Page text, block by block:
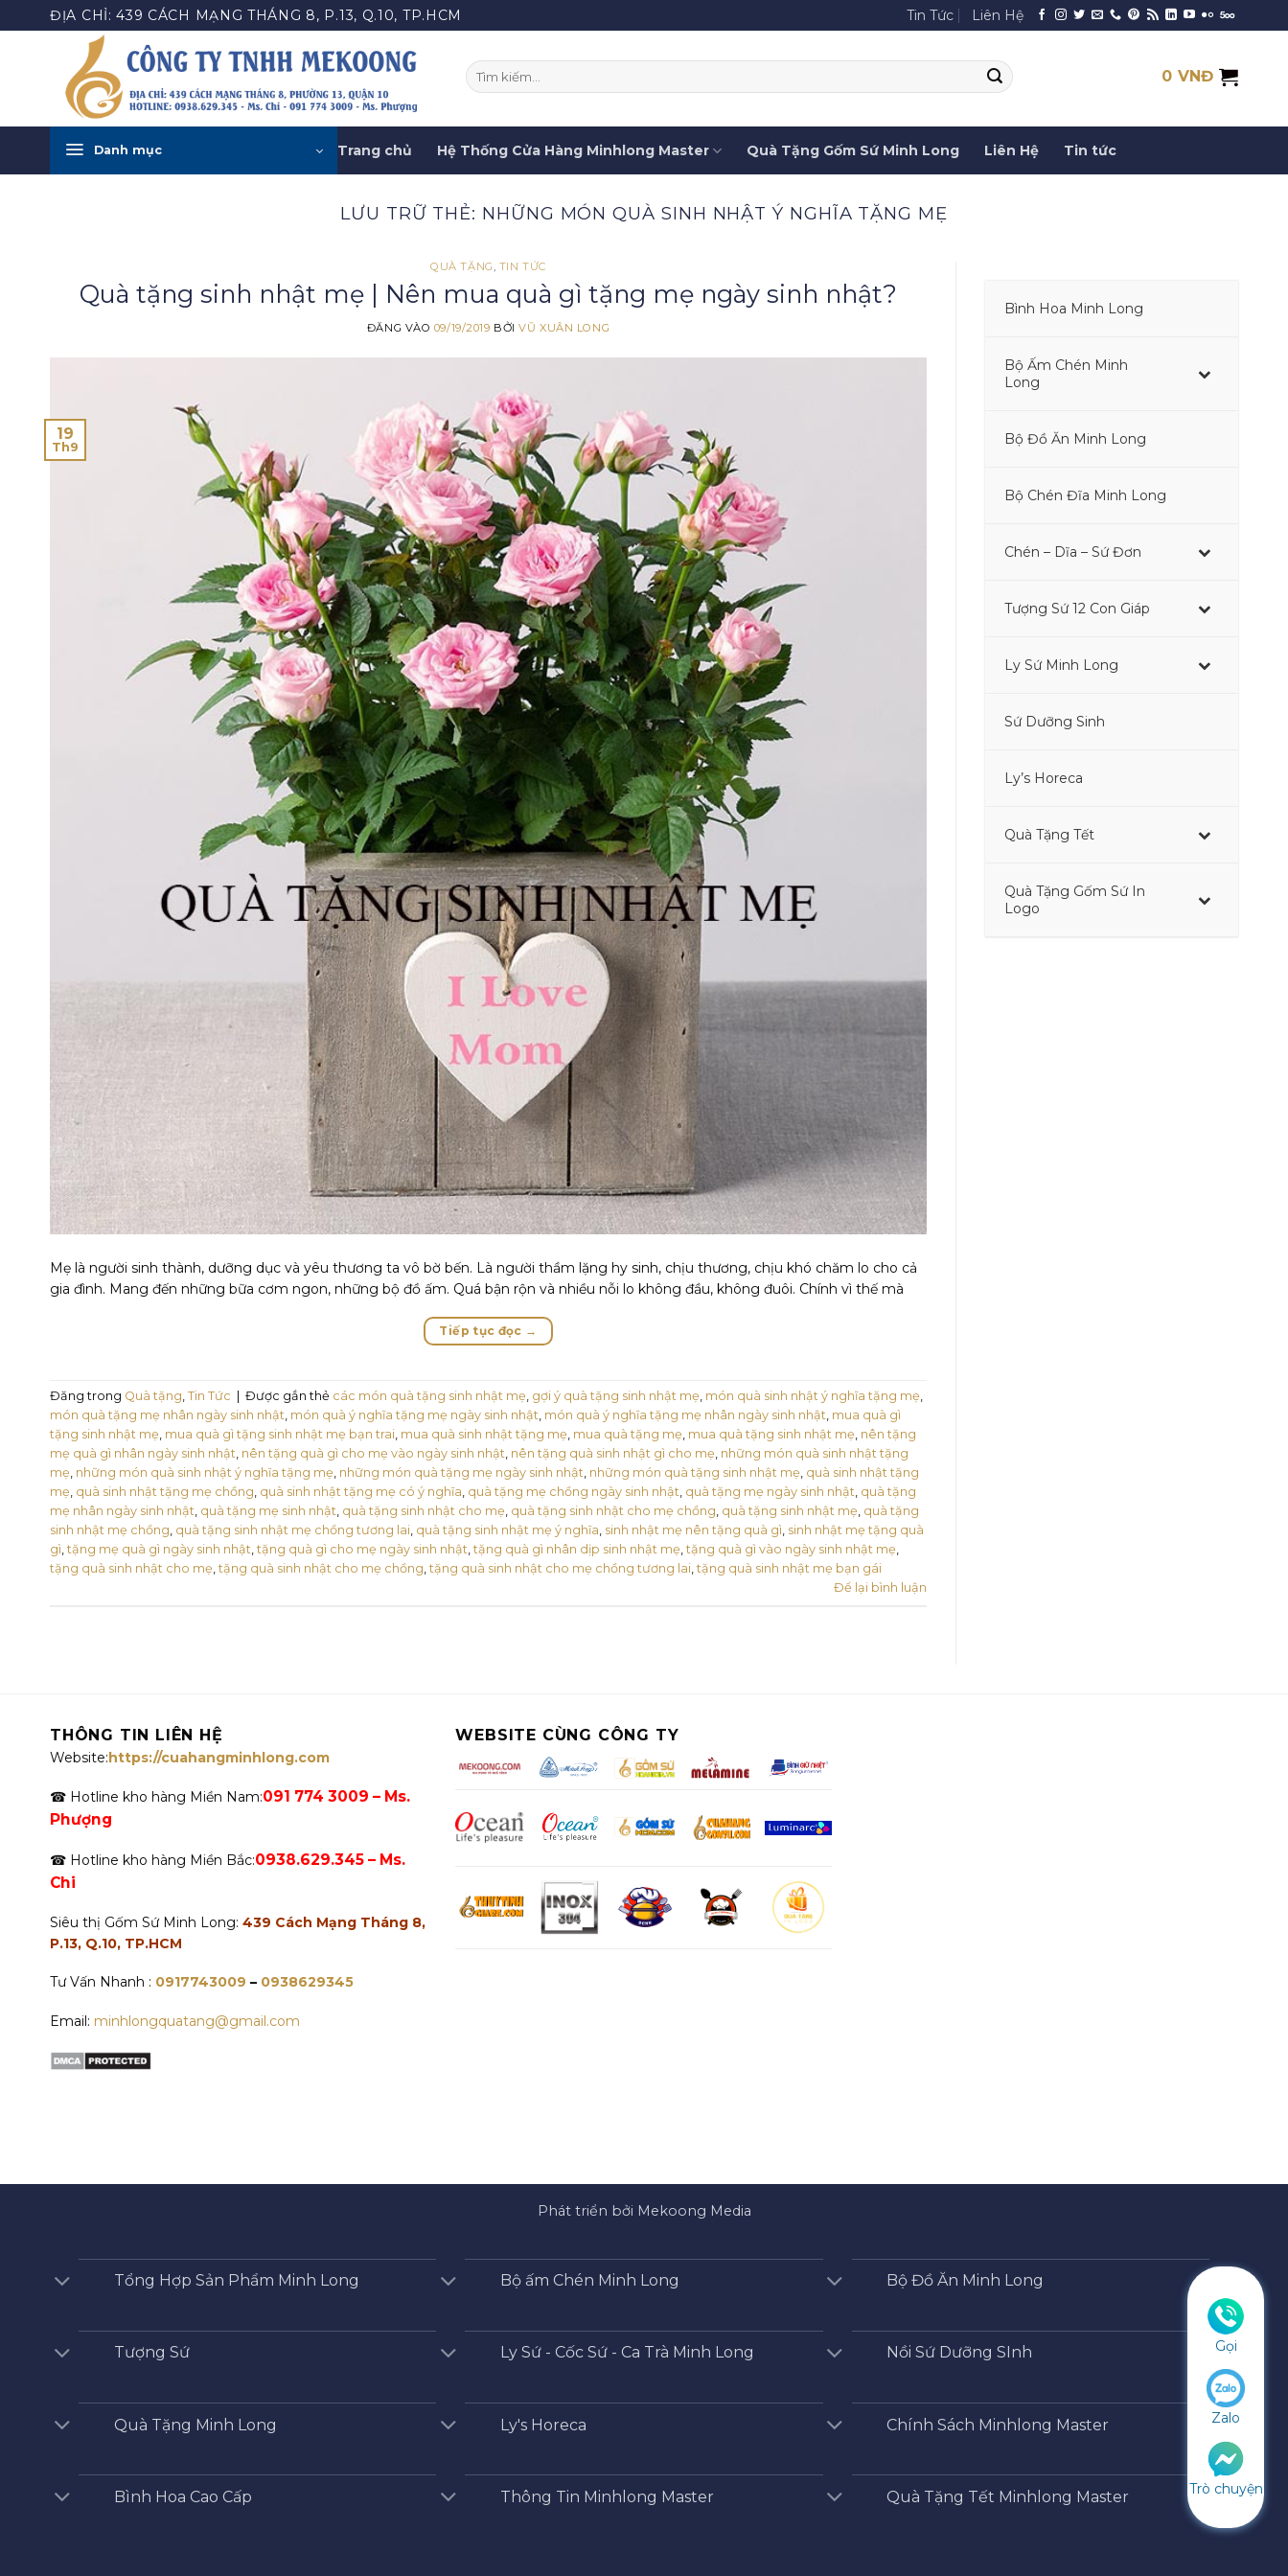
qua
ĐỊA CHỈ: 439 CÁCH MẠNG THÁNG 8, P.13, Q.10, TP.HCM Tin Tức Liên Hệ
Tìm
kiếm:
0 VNĐ
Danh mục Trang chủ Hệ Thống Cửa Hàng Minhlong Master Quà Tặng Gốm Sứ Minh Long Liên Hệ Tin tức
LƯU TRỮ THẺ: NHỮNG MÓN QUÀ SINH NHẬT Ý NGHĨA TẶNG MẸ
QUÀ TẶNG, TIN TỨC
Quà tặng sinh nhật mẹ | Nên mua quà gì tặng mẹ ngày sinh nhật?
ĐĂNG VÀO 09/19/2019 BỞIVŨ XUÂN LONG
19
Th9
Mẹ là người sinh thành, dưỡng dục và yêu thương ta vô bờ bến. Là người thầm lặng hy sinh, chịu thương, chịu khó chăm lo cho cả
gia đình. Mang đến những bữa cơm ngon, những bộ đồ ấm. Quá bận rộn và nhiều nỗi lo không đầu, không đuôi. Chính vì thế mà
Tiếp tục đọc →
Đăng trong Quà tặng Tin Tức Được gắn thẻ các món quà tặng sinh nhật mẹ gợi ý quà tặng sinh nhật mẹ món quà sinh nhật ý nghĩa tặng mẹ
món quà tặng mẹ nhân ngày sinh nhật món quà ý nghĩa tặng mẹ ngày sinh nhật món quà ý nghĩa tặng mẹ nhân ngày sinh nhật mua quà gì
tặng sinh nhật mẹ mua quà gì tặng sinh nhật mẹ bạn trai mua quà sinh nhật tặng mẹ mua quà tặng mẹ mua quà tặng sinh nhật mẹ nên tặng
mẹ quà gì nhân ngày sinh nhật nên tặng quà gì cho mẹ vào ngày sinh nhật nên tặng quà sinh nhật gì cho mẹ những món quà sinh nhật tặng
mẹ những món quà sinh nhật ý nghĩa tặng mẹ những món quà tặng mẹ ngày sinh nhật những món quà tặng sinh nhật mẹ quà sinh nhật tặng
mẹ quà sinh nhật tặng mẹ chồng quà sinh nhật tặng mẹ có ý nghĩa quà tặng mẹ chồng ngày sinh nhật quà tặng mẹ ngày sinh nhật quà tặng
mẹ nhân ngày sinh nhật quà tặng mẹ sinh nhật quà tặng sinh nhật cho mẹ quà tặng sinh nhật cho mẹ chồng quà tặng sinh nhật mẹ quà tặng
sinh nhật mẹ chồng quà tặng sinh nhật mẹ chồng tương lai quà tặng sinh nhật mẹ ý nghĩa sinh nhật mẹ nên tặng quà gì sinh nhật mẹ tặng quà
gì ,tặng mẹ quà gì ngày sinh nhật ,tặng quà gì cho mẹ ngày sinh nhật ,tặng quà gì nhân dịp sinh nhật mẹ ,tặng quà gì vào ngày sinh nhật mẹ
tặng quà sinh nhật cho mẹ ,tặng quà sinh nhật cho mẹ chồng ,tặng quà sinh nhật cho mẹ chồng tương lai ,tặng quà sinh nhật mẹ bạn gái
Để lại bình luận
Bình Hoa Minh Long
–
Bộ Ấm Chén Minh
Long
–
Bộ Đồ Ăn Minh Long
–
Bộ Chén Đĩa Minh Long
Chén – Dĩa – Sứ Đơn
Tượng Sứ 12 Con Giáp
–
Ly Sứ Minh Long
–
Sứ Dưỡng Sinh
–
Ly’s Horeca
Quà Tặng Tết
Quà Tặng Gốm Sứ In
Logo
–
THÔNG TIN LIÊN HỆ
Website:https://cuahangminhlong.com
☎ Hotline kho hàng Miền Nam:091 774 3009 – Ms.
Phượng
☎ Hotline kho hàng Miền Bắc:0938.629.345 – Ms.
Chi
Siêu thị Gốm Sứ Minh Long: 439 Cách Mạng Tháng 8,
P.13, Q.10, TP.HCM
Tư Vấn Nhanh : 0917743009 – 0938629345
Email: minhlongquatang@gmail.com
WEBSITE CÙNG CÔNG TY
Phát triển bởi Mekoong Media
Tổng Hợp Sản Phẩm Minh Long Bộ ấm Chén Minh Long Bộ Đồ Ăn Minh Long
Tượng Sứ Ly Sứ - Cốc Sứ - Ca Trà Minh Long Nồi Sứ Dưỡng SInh
Quà Tặng Minh Long Ly's Horeca Chính Sách Minhlong Master
Bình Hoa Cao Cấp Thông Tin Minhlong Master Quà Tặng Tết Minhlong Master
Gọi
Zalo
Trò chuyện